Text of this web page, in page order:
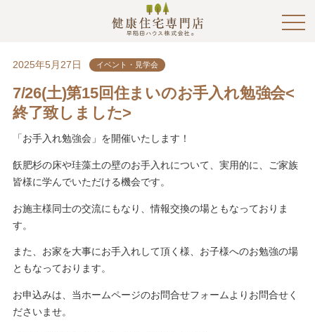
2025年5月27日 イベント・見学会
7/26(土)第15回住まいのお手入れ勉強会<
終了致しました>
「お手入れ勉強会」を開催いたします！
飫肥杉の床や珪藻土の壁のお手入れについて、実用的に、ご家族
皆様に学んでいただける機会です。
お施主様同士の交流にもなり、情報交換の場ともなっておりま
す。
また、お家を大事にお手入れして頂く様、お子様へのお勉強の場
ともなっております。
お申込みは、当ホームページのお問合せフォームよりお問合せく
ださいませ。